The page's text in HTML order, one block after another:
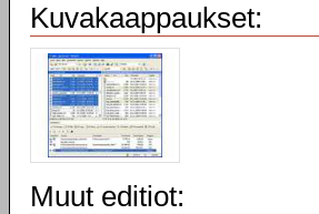
Kuvakaappaukset:
Muut editiot: